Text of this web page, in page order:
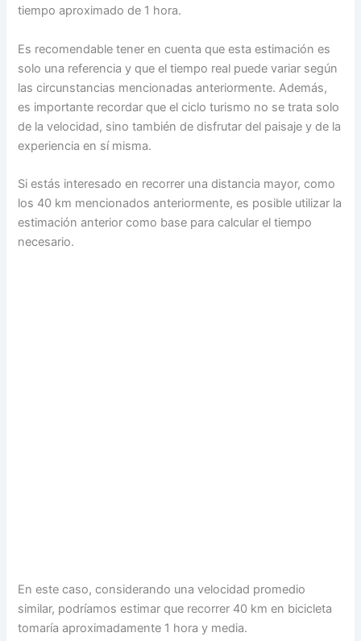
tiempo aproximado de 1 hora.
Es recomendable tener en cuenta que esta estimación es
solo una referencia y que el tiempo real puede variar según
las circunstancias mencionadas anteriormente. Además,
es importante recordar que el ciclo turismo no se trata solo
de la velocidad, sino también de disfrutar del paisaje y de la
experiencia en sí misma.
Si estás interesado en recorrer una distancia mayor, como
los 40 km mencionados anteriormente, es posible utilizar la
estimación anterior como base para calcular el tiempo
necesario.
En este caso, considerando una velocidad promedio
similar, podríamos estimar que recorrer 40 km en bicicleta
tomaría aproximadamente 1 hora y media.